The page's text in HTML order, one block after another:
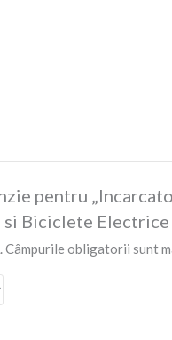
pentru
Biciclete Electrice
Câmpurile obligatorii sunt